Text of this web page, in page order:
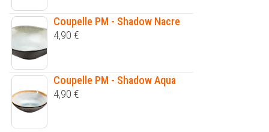
Coupelle PM - Shadow Nacre
4,90 €
Coupelle PM - Shadow Aqua
4,90 €